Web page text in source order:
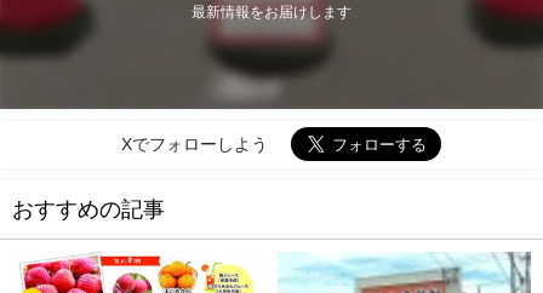
最新情報をお届けします
Xでフォローしよう
おすすめの記事